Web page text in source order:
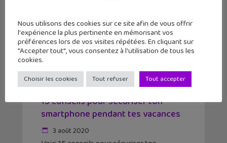
15 conseils pour sécuriser ton
smartphone pendant tes vacances
3 août 2020
Nous utilisons des cookies sur ce site afin de vous offrir
l'expérience la plus pertinente en mémorisant vos
préférences lors de vos visites répétées. En cliquant sur
"Accepter tout", vous consentez à l'utilisation de tous les
cookies.
Choisir les cookies Tout refuser Tout accepter